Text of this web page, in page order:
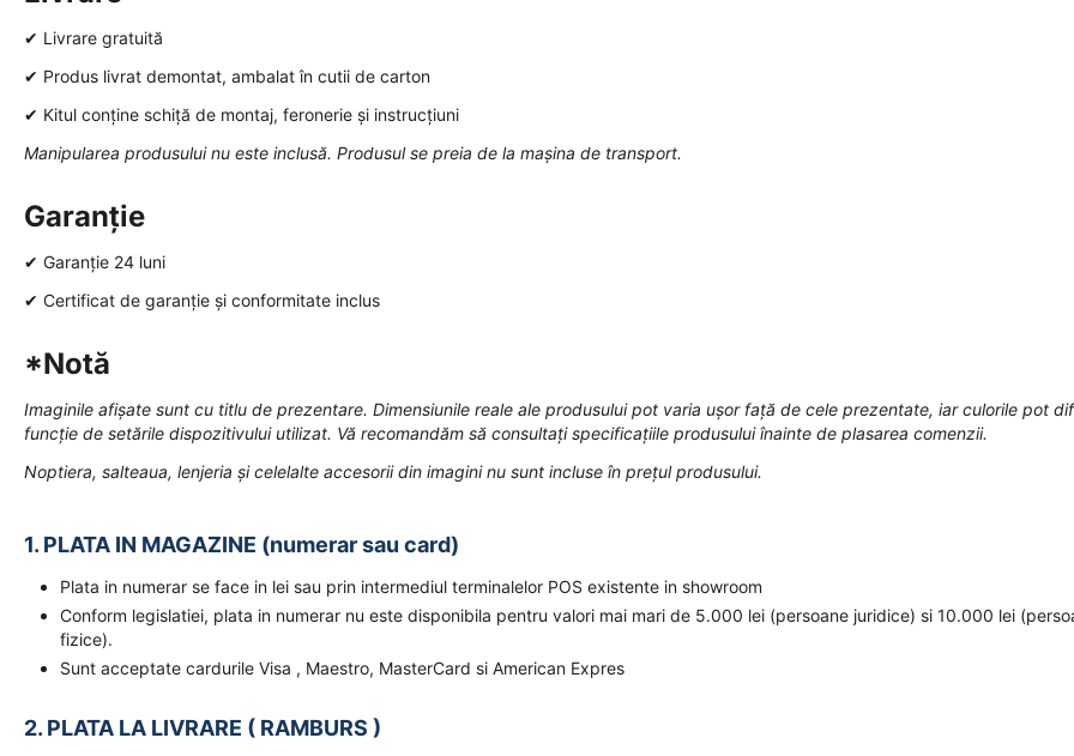
✔ Livrare gratuită
✔ Produs livrat demontat, ambalat în cutii de carton
✔ Kitul conține schiță de montaj, feronerie și instrucțiuni
Manipularea produsului nu este inclusă. Produsul se preia de la mașina de transport.
Garanție
✔ Garanție 24 luni
✔ Certificat de garanție și conformitate inclus
*Notă
Imaginile afișate sunt cu titlu de prezentare. Dimensiunile reale ale produsului pot varia ușor față de cele prezentate, iar culorile pot
funcție de setările dispozitivului utilizat. Vă recomandăm să consultați specificațiile produsului înainte de plasarea comenzii.
Noptiera, salteaua, lenjeria și celelalte accesorii din imagini nu sunt incluse în prețul produsului.
1. PLATA IN MAGAZINE (numerar sau card)
Plata in numerar se face in lei sau prin intermediul terminalelor POS existente in showroom
Conform legislatiei, plata in numerar nu este disponibila pentru valori mai mari de 5.000 lei (persoane juridice) si 10.000 lei
fizice).
Sunt acceptate cardurile Visa , Maestro, MasterCard si American Expres
2. PLATA LA LIVRARE ( RAMBURS )